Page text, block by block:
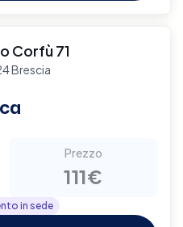
Corfù 71
Brescia
Prezzo
111€
in sede